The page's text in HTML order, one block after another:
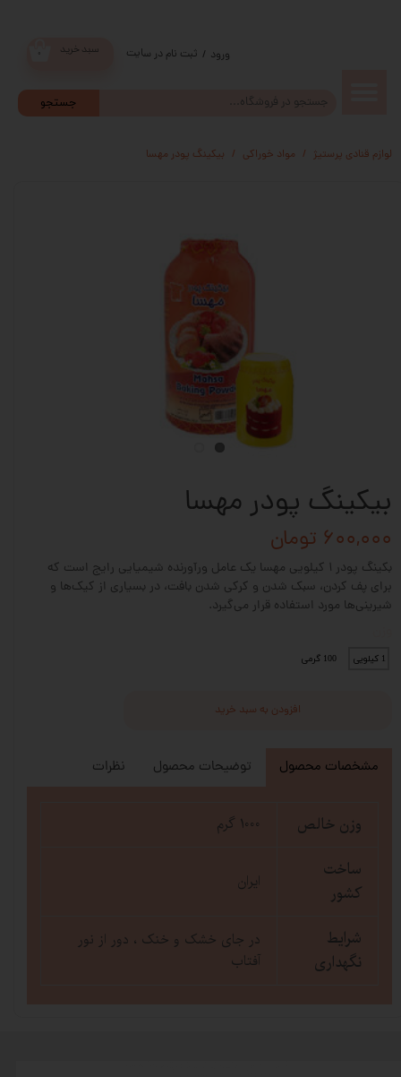
جستجو
سبد خرید ورود / ثبت نام در سایت
سفارشات
خروج از
حساب
کاربری
لوازم قنادی پرستیژ مواد خوراکی بیکینگ پودر مهسا
بیکینگ پودر مهسا
۶۰۰,۰۰۰ تومان
بکینگ پودر ۱ کیلویی مهسا یک عامل ورآورنده شیمیایی رایج است که
برای پف کردن، سبک شدن و کرکی شدن بافت، در بسیاری از کیک‌ها و
شیرینی‌ها مورد استفاده قرار می‌گیرد.
1 کیلویی 100 گرمی
افزودن به سبد خرید
مشخصات محصول توضیحات محصول نظرات
وزن خالص 1000 گرم
ساخت
کشور
ایران
شرایط
نگهداری
در جای خشک و خنک ، دور از نور
آفتاب